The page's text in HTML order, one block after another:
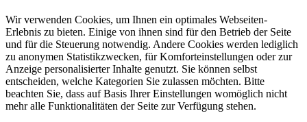
Wir verwenden Cookies, um Ihnen ein optimales Webseiten-
Erlebnis zu bieten. Einige von ihnen sind für den Betrieb der Seite
und für die Steuerung notwendig. Andere Cookies werden lediglich
zu anonymen Statistikzwecken, für Komforteinstellungen oder zur
Anzeige personalisierter Inhalte genutzt. Sie können selbst
entscheiden, welche Kategorien Sie zulassen möchten. Bitte
beachten Sie, dass auf Basis Ihrer Einstellungen womöglich nicht
mehr alle Funktionalitäten der Seite zur Verfügung stehen.